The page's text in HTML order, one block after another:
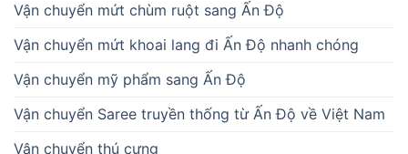
Vận chuyển mứt chùm ruột sang Ấn Độ
Vận chuyển mứt khoai lang đi Ấn Độ nhanh chóng
Vận chuyển mỹ phẩm sang Ấn Độ
Vận chuyển Saree truyền thống từ Ấn Độ về Việt Nam
Vận chuyển thú cưng